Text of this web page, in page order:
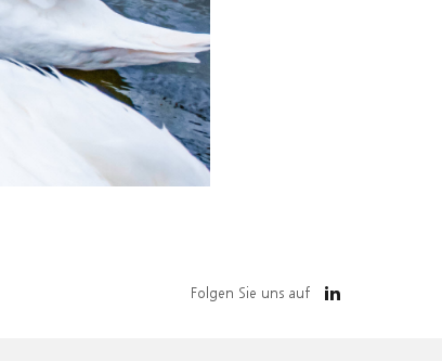
Folgen Sie uns auf